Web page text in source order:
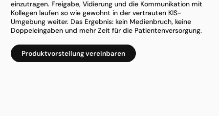
einzutragen. Freigabe, Vidierung und die Kommunikation mit
Kollegen laufen so wie gewohnt in der vertrauten KIS-
Umgebung weiter. Das Ergebnis: kein Medienbruch, keine
Doppeleingaben und mehr Zeit für die Patientenversorgung.
Produktvorstellung vereinbaren